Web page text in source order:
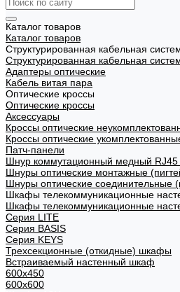
Каталог товаров
Каталог товаров
Структурированная кабельная
Структурированная кабельная
Адаптеры оптические
Кабель витая пара
Оптические кроссы
Оптические кроссы
Аксессуары
Кроссы оптические
Кроссы оптические
Патч-панели
Шнур коммутационный медный RJ45
Шнуры оптические монтажные
Шнуры оптические соединительные
Шкафы телекоммуникационные
Шкафы телекоммуникационные
Cерия LITE
Cерия BASIS
Cерия KEYS
Трехсекционные (откидные) шкафы
Встраиваемый настенный шкаф
600x450
600x600